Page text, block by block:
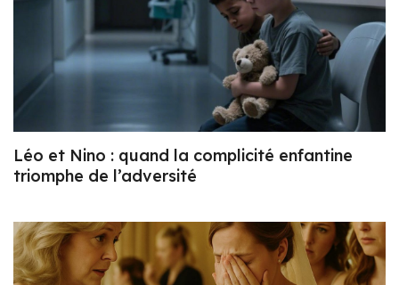
Léo et Nino : quand la complicité enfantine
triomphe de l’adversité